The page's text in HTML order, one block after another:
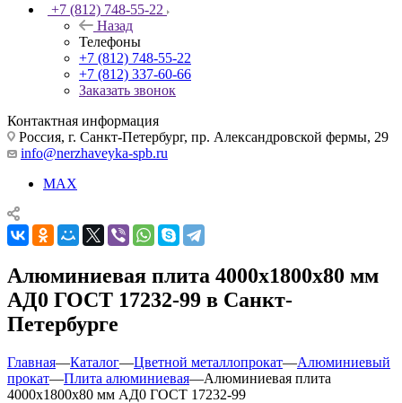
+7 (812) 748-55-22
Назад
Телефоны
+7 (812) 748-55-22
+7 (812) 337-60-66
Заказать звонок
Контактная информация
Россия, г. Санкт-Петербург, пр. Александровской фермы, 29
info@nerzhaveyka-spb.ru
MAX
Алюминиевая плита 4000х1800х80 мм
АД0 ГОСТ 17232-99 в Санкт-
Петербурге
Главная—Каталог—Цветной металлопрокат—Алюминиевый
прокат—Плита алюминиевая—Алюминиевая плита
4000х1800х80 мм АД0 ГОСТ 17232-99